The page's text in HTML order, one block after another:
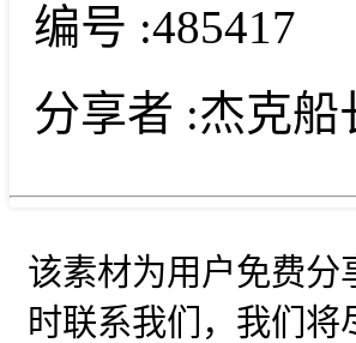
编号 :485417
分享者 :杰克船
该素材为用户免费分
时联系我们，我们将